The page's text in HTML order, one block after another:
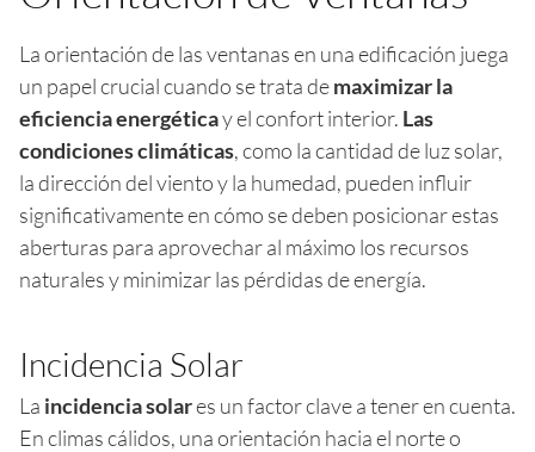
La orientación de las ventanas en una edificación juega
un papel crucial cuando se trata demaximizar la
eficiencia energéticay el confort interior. Las
condiciones climáticas, como la cantidad de luz solar,
la dirección del viento y la humedad, pueden influir
significativamente en cómo se deben posicionar estas
aberturas para aprovechar al máximo los recursos
naturales y minimizar las pérdidas de energía.
Incidencia Solar
La incidencia solares un factor clave a tener en cuenta.
En climas cálidos, una orientación hacia el norte o